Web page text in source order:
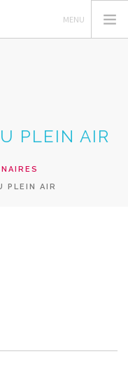
PLEIN AIR
PLEIN AIR